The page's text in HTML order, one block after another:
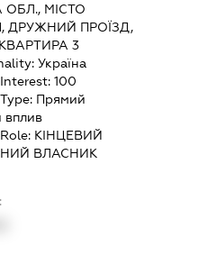
ОБЛ., МІСТО
ДРУЖНИЙ ПРОЇЗД,
3
Україна
100
Прямий
вплив
КІНЦЕВИЙ
ВЛАСНИК